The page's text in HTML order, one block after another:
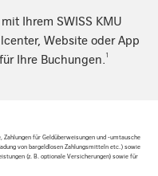
Ihrem SWISS KMU
Website oder App
Ihre Buchungen. 1
Zahlungen für Geldüberweisungen und -umtausche
von bargeldlosen Zahlungsmitteln etc.) sowie
(z. B. optionale Versicherungen) sowie für